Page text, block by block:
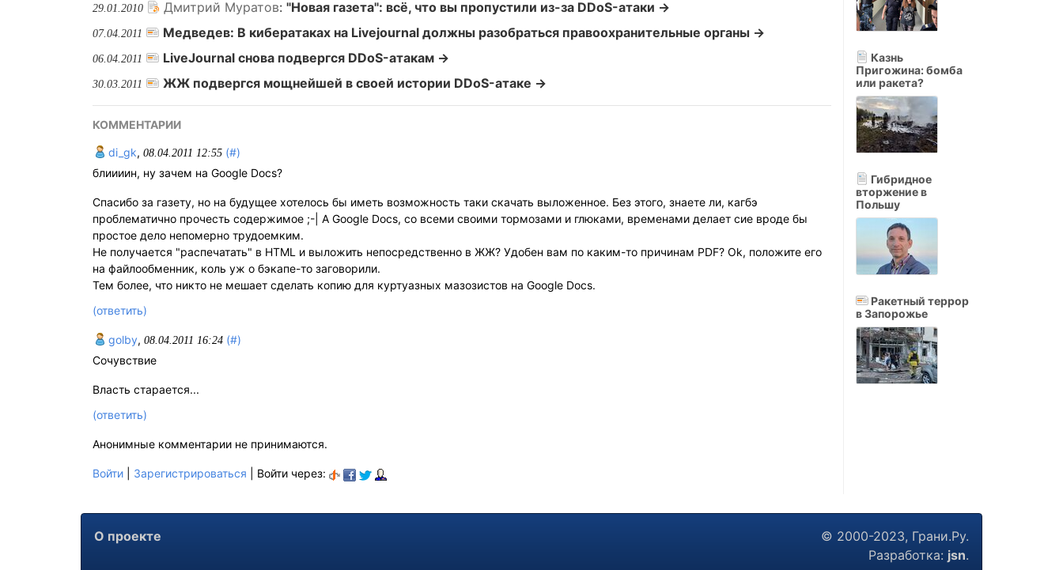
29.01.2010 Дмитрий Муратов: "Новая газета": всё, что вы пропустили из-за DDoS-атаки →
07.04.2011 Медведев: В кибератаках на Livejournal должны разобраться правоохранительные органы →
06.04.2011 LiveJournal снова подвергся DDoS-атакам →
30.03.2011 ЖЖ подвергся мощнейшей в своей истории DDoS-атаке →
КОММЕНТАРИИ
di_gk, 08.04.2011 12:55 (#)
блиииин, ну зачем на Google Docs?
Спасибо за газету, но на будущее хотелось бы иметь возможность таки скачать выложенное. Без этого, знаете ли, кагбэ
проблематично прочесть содержимое ;-| А Google Docs, со всеми своими тормозами и глюками, временами делает сие вроде бы
простое дело непомерно трудоемким.
Не получается "распечатать" в HTML и выложить непосредственно в ЖЖ? Удобен вам по каким-то причинам PDF? Ok, положите его
на файлообменник, коль уж о бэкапе-то заговорили.
Тем более, что никто не мешает сделать копию для куртуазных мазозистов на Google Docs.
(ответить)
golby, 08.04.2011 16:24 (#)
Сочувствие
Власть старается...
(ответить)
Анонимные комментарии не принимаются.
Войти Зарегистрироваться | Войти через:
Казнь
Пригожина: бомба
или ракета?
Гибридное
вторжение в
Польшу
Ракетный террор
в Запорожье
О проекте
© 2000-2023, Грани.Ру.
Разработка: jsn.